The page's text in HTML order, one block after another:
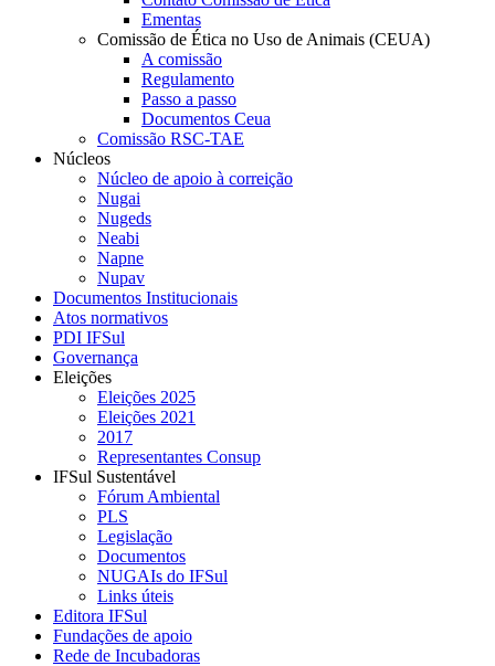
Ementas
Comissão de Ética no Uso de Animais (CEUA)
A comissão
Regulamento
Passo a passo
Documentos Ceua
Comissão RSC-TAE
Núcleos
Núcleo de apoio à correição
Nugai
Nugeds
Neabi
Napne
Nupav
Documentos Institucionais
Atos normativos
PDI IFSul
Governança
Eleições
Eleições 2025
Eleições 2021
2017
Representantes Consup
IFSul Sustentável
Fórum Ambiental
PLS
Legislação
Documentos
NUGAIs do IFSul
Links úteis
Editora IFSul
Fundações de apoio
Rede de Incubadoras